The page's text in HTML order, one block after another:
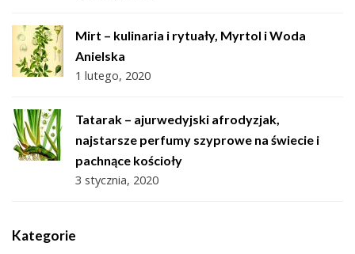
Mirt – kulinaria i rytuały, Myrtol i Woda
Anielska
1 lutego, 2020
Tatarak – ajurwedyjski afrodyzjak,
najstarsze perfumy szyprowe na świecie i
pachnące kościoły
3 stycznia, 2020
Kategorie